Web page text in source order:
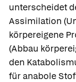
unterscheidet
Assimilation
körpereigene
(Abbau
den
für anabole